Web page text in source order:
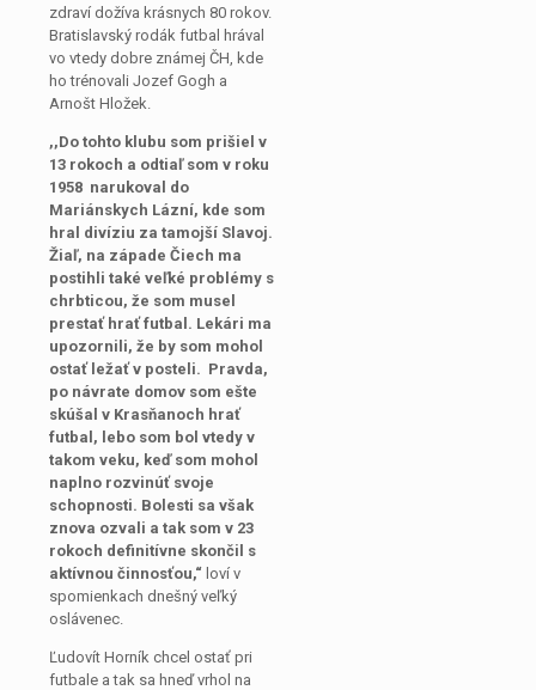
zdraví dožíva krásnych 80 rokov.
Bratislavský rodák futbal hrával
vo vtedy dobre známej ČH, kde
ho trénovali Jozef Gogh a
Arnošt Hložek.
,,Do tohto klubu som prišiel v
13 rokoch a odtiaľ som v roku
1958 narukoval do
Mariánskych Lázní, kde som
hral divíziu za tamojší Slavoj.
Žiaľ, na západe Čiech ma
postihli také veľké problémy s
chrbticou, že som musel
prestať hrať futbal. Lekári ma
upozornili, že by som mohol
ostať ležať v posteli. Pravda,
po návrate domov som ešte
skúšal v Krasňanoch hrať
futbal, lebo som bol vtedy v
takom veku, keď som mohol
naplno rozvinúť svoje
schopnosti. Bolesti sa však
znova ozvali a tak som v 23
rokoch definitívne skončil s
aktívnou činnosťou,“ loví v
spomienkach dnešný veľký
oslávenec.
Ľudovít Horník chcel ostať pri
futbale a tak sa hneď vrhol na